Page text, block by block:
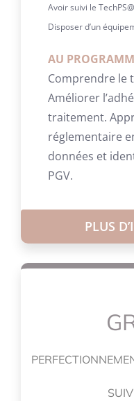
Avoir suivi le
Disposer d’un
AU
Comprendre le
Améliorer
traitement.
réglementaire
données et
PGV.
PLUS